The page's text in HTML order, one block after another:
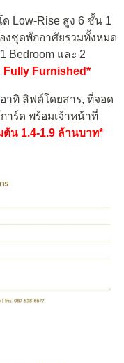
ด Low-Rise สูง 6 ชั้น 1
งชุดพักอาศัยรวมทั้งหมด
Bedroom และ 2
Fully Furnished*
าทิ ลิฟต์โดยสาร, ที่จอด
าร์ด พร้อมเจ้าหน้าที่
ต้น 1.4-1.9 ล้านบาท*